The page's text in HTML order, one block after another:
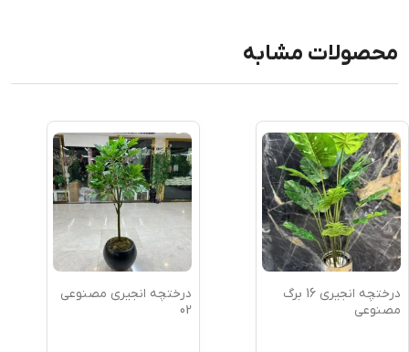
محصولات مشابه
درختچه انجیری 16 برگ
مصنوعی
درختچه انجیری مصنوعی
02